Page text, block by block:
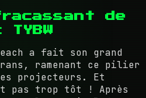
de
a fait son grand
ramenant ce pilier
projecteurs. Et
pas trop tôt ! Après